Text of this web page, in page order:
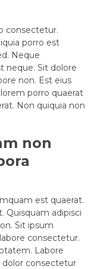
consectetur.
porro est
Neque
neque. Sit dolore
non. Est eius
porro quaerat
Non quiquia non
non
est quaerat.
Quisquam adipisci
Sit ipsum
consectetur.
Labore
consectetur